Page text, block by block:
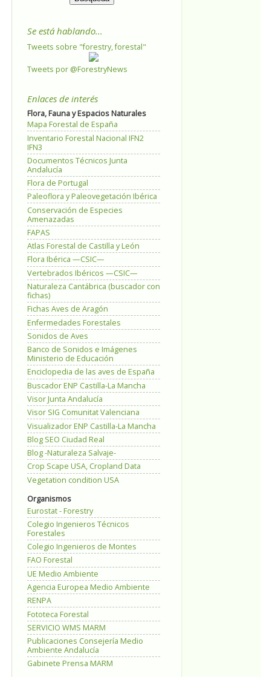
Se está hablando...
Tweets sobre "forestry, forestal"
Tweets por @ForestryNews
Enlaces de interés
Flora, Fauna y Espacios Naturales
Mapa Forestal de España
Inventario Forestal Nacional IFN2
IFN3
Documentos Técnicos Junta
Andalucía
Flora de Portugal
Paleoflora y Paleovegetación Ibérica
Conservación de Especies
Amenazadas
FAPAS
Atlas Forestal de Castilla y León
Flora Ibérica —CSIC—
Vertebrados Ibéricos —CSIC—
Naturaleza Cantábrica (buscador con
fichas)
Fichas Aves de Aragón
Enfermedades Forestales
Sonidos de Aves
Banco de Sonidos e Imágenes
Ministerio de Educación
Enciclopedia de las aves de España
Buscador ENP Castilla-La Mancha
Visor Junta Andalucía
Visor SIG Comunitat Valenciana
Visualizador ENP Castilla-La Mancha
Blog SEO Ciudad Real
Blog -Naturaleza Salvaje-
Crop Scape USA, Cropland Data
Vegetation condition USA
Organismos
Eurostat - Forestry
Colegio Ingenieros Técnicos
Forestales
Colegio Ingenieros de Montes
FAO Forestal
UE Medio Ambiente
Agencia Europea Medio Ambiente
RENPA
Fototeca Forestal
SERVICIO WMS MARM
Publicaciones Consejería Medio
Ambiente Andalucía
Gabinete Prensa MARM